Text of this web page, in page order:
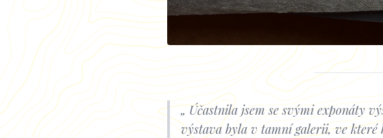
Účastnila jsem se svými exponáty
výstava byla v tamní galerii, ve které